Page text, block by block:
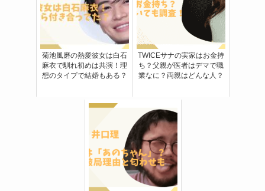
菊池風磨の熱愛彼女は白石
麻衣で馴れ初めは共演！理
想のタイプで結婚もある？
TWICEサナの実家はお金持
ち？父親が医者はデマで職
業なに？両親はどんな人？